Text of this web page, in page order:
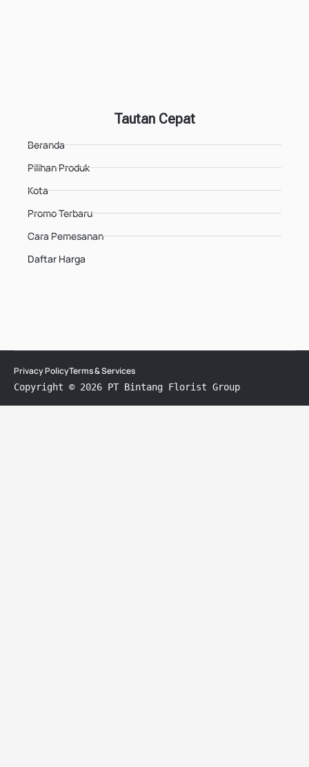
Tautan Cepat
Beranda
Pilihan Produk
Kota
Promo Terbaru
Cara Pemesanan
Daftar Harga
Copyright © 2026 PT Bintang Florist Group
Privacy PolicyTerms & Services